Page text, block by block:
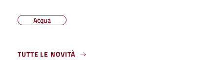
Acqua
TUTTE LE NOVITÀ